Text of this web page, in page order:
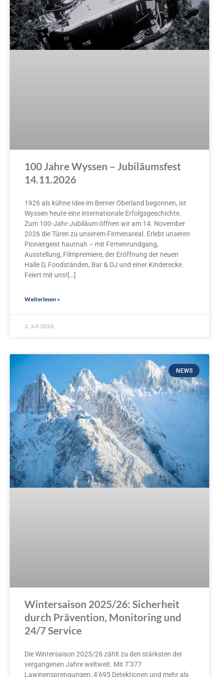
100 Jahre Wyssen – Jubiläumsfest
14.11.2026
1926 als kühne Idee im Berner Oberland begonnen, ist
Wyssen heute eine internationale Erfolgsgeschichte.
Zum 100-Jahr-Jubiläum öffnen wir am 14. November
2026 die Türen zu unserem Firmenareal. Erlebt unseren
Pioniergeist hautnah – mit Firmenrundgang,
Ausstellung, Filmpremiere, der Eröffnung der neuen
Halle D, Foodständen, Bar & DJ und einer Kinderecke.
Feiert mit uns![…]
Weiterlesen »
3. Juli 2026
NEWS
Wintersaison 2025/26: Sicherheit
durch Prävention, Monitoring und
24/7 Service
Die Wintersaison 2025/26 zählt zu den stärksten der
vergangenen Jahre weltweit. Mit 7’377
Lawinensprengungen, 4’695 Detektionen und mehr als